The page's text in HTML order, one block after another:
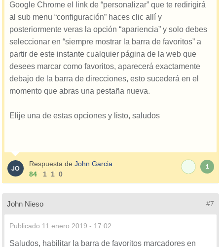
Google Chrome el link de “personalizar” que te redirigirá
al sub menu “configuración” haces clic allí y
posteriormente veras la opción “apariencia” y solo debes
seleccionar en “siempre mostrar la barra de favoritos” a
partir de este instante cualquier página de la web que
desees marcar como favoritos, aparecerá exactamente
debajo de la barra de direcciones, esto sucederá en el
momento que abras una pestaña nueva.
Elije una de estas opciones y listo, saludos
Respuesta de John Garcia
84
1 1 0
1
John Nieso #7
Publicado 11 enero 2019 - 17:02
Saludos, habilitar la barra de favoritos marcadores en